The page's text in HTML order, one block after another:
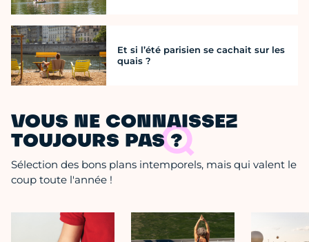
Et si l’été parisien se cachait sur les
quais ?
VOUS NE CONNAISSEZ
TOUJOURS PAS ?
Sélection des bons plans intemporels, mais qui valent le
coup toute l'année !